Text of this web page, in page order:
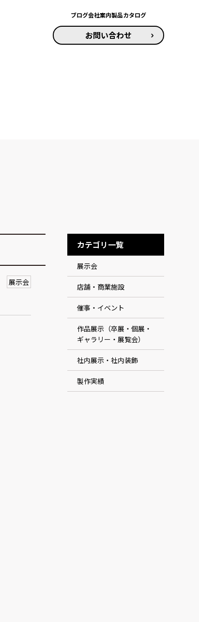
ブログ会社案内製品カタログ
お問い合わせ
展示会
カテゴリ一覧
展示会
店舗・商業施設
催事・イベント
作品展示（卒展・個展・
ギャラリー・展覧会）
社内展示・社内装飾
製作実績